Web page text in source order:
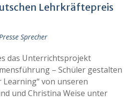
Lehrkräftepreis
Sprecher
das Unterrichtsprojekt
– Schüler gestalten
von unseren
und Christina Weise unter